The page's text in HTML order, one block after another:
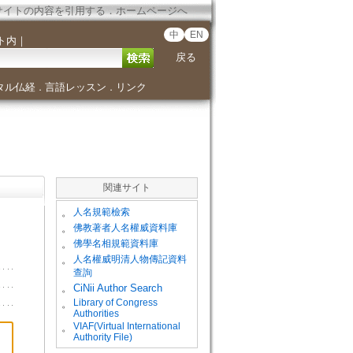
イトの内容を引用する．ホームページへ
内 ｜ 中 EN
戻る
ル仏経． 言語レッスン ． リンク
関連サイト
。 人名規範檢索
。 佛教著者人名權威資料庫
。 佛學名相規範資料庫
。
人名權威明清人物傳記資料
查詢
。
CiNii Author Search
。
Library of Congress
Authorities
。
VIAF(Virtual International
Authority File)